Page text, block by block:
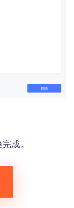
成。